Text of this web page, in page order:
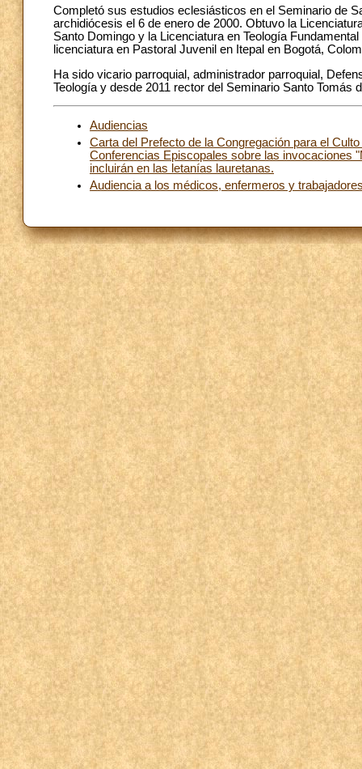
Completó sus estudios eclesiásticos en el Seminario de
archidiócesis el 6 de enero de 2000. Obtuvo la
Santo Domingo y la Licenciatura en Teología
licenciatura en Pastoral Juvenil en Itepal en Bogotá,
Ha sido vicario parroquial, administrador parroquial,
Teología y desde 2011 rector del Seminario Santo Tomás
Audiencias
Carta del Prefecto de la Congregación para el
Conferencias Episcopales sobre las invocaciones
incluirán en las letanías lauretanas.
Audiencia a los médicos, enfermeros y